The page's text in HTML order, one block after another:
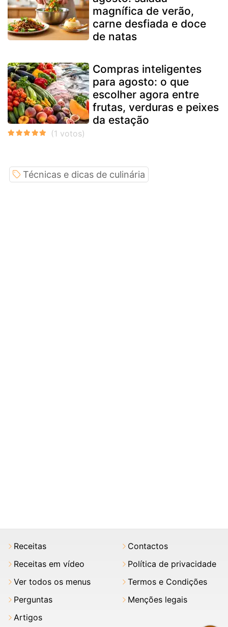
magnífica de verão,
carne desfiada e doce
de natas
Compras inteligentes
para agosto: o que
escolher agora entre
frutas, verduras e peixes
da estação
Técnicas e dicas de culinária
Receitas
Receitas em vídeo
Ver todos os menus
Perguntas
Artigos
Contactos
Política de privacidade
Termos e Condições
Menções legais